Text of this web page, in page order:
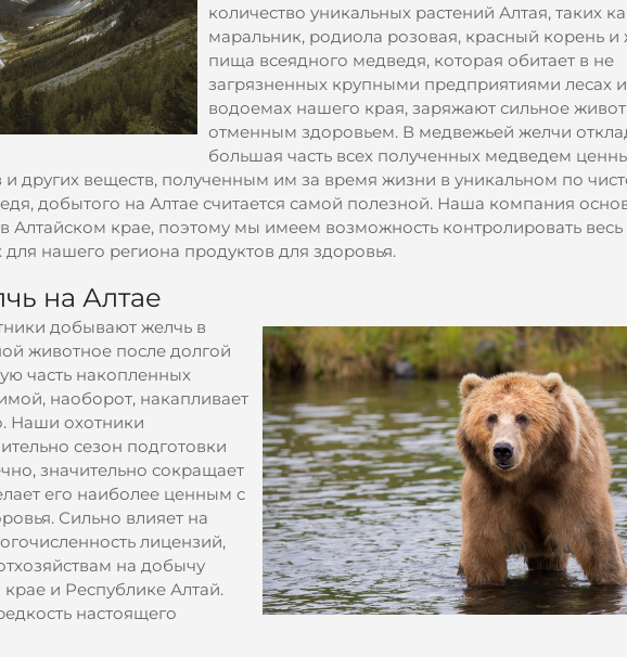
количество уникальных растений Алтая, таких
маральник, родиола розовая, красный корень и
пища всеядного медведя, которая обитает в не
загрязненных крупными предприятиями лесах и
водоемах нашего края, заряжают сильное
отменным здоровьем. В медвежьей желчи
большая часть всех полученных медведем
других веществ, полученным им за время жизни в уникальном по
добытого на Алтае считается самой полезной. Наша компания
Алтайском крае, поэтому мы имеем возможность контролировать весь
нашего региона продуктов для здоровья.
на Алтае
добывают желчь в
животное после долгой
часть накопленных
наоборот, накапливает
Наши охотники
сезон подготовки
значительно сокращает
его наиболее ценным с
Сильно влияет на
лицензий,
на добычу
и Республике Алтай.
настоящего